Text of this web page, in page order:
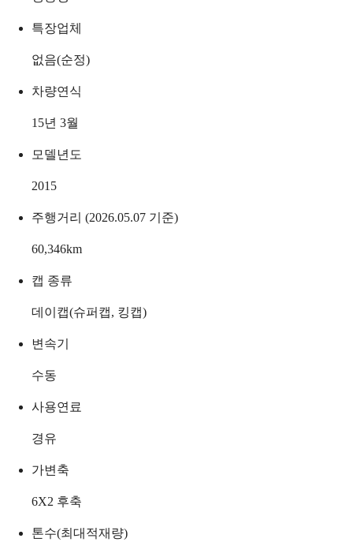
특장업체
없음(순정)
차량연식
15년 3월
모델년도
2015
주행거리 (2026.05.07 기준)
60,346km
캡 종류
데이캡(슈퍼캡, 킹캡)
변속기
수동
사용연료
경유
가변축
6X2 후축
톤수(최대적재량)